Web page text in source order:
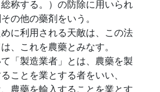
称する。）の防除に用いられ
の他の藥剤をいう。
に利用される天敵は、この法
、これを農藥とみなす。
「製造業者」とは、農藥を製
ことを業とする者をいい、
、農藥を輸入することを業とす